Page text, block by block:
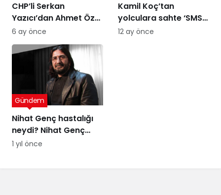
CHP’li Serkan
Yazıcı’dan Ahmet Özer
kararına tepki: Bu bir
yargı değil, sandığı
tanımayan düzenin
6 ay önce
Kamil Koç’tan
yolculara sahte ‘SMS’
uyarısı
12 ay önce
Nihat Genç hastalığı
neydi? Nihat Genç
cenaze töreni ne
Gündem
1 yıl önce